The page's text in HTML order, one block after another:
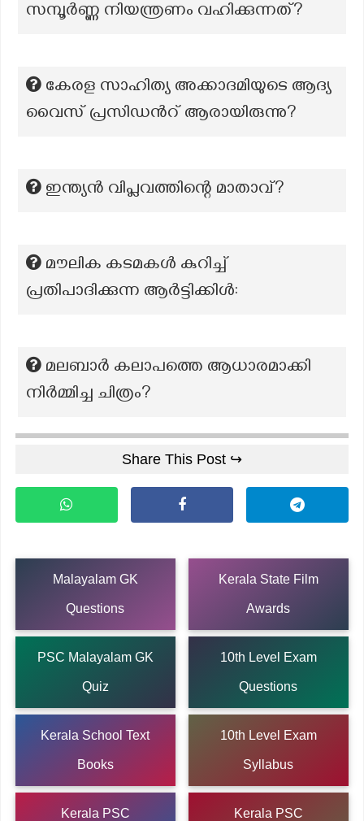
സമ്പൂർണ്ണ നിയന്ത്രണം വഹിക്കുന്നത്?
കേരള സാഹിത്യ അക്കാദമിയുടെ ആദ്യ
വൈസ് പ്രസിഡൻറ് ആരായിരുന്നു?
ഇന്ത്യൻ വിപ്ലവത്തിന്റെ മാതാവ്?
മൗലിക കടമകൾ കുറിച്ച്
പ്രതിപാദിക്കുന്ന ആർട്ടിക്കിൾ:
മലബാർ കലാപത്തെ ആധാരമാക്കി
നിർമ്മിച്ച ചിത്രം?
Share This Post ↪
Malayalam GK
Questions
Kerala State Film
Awards
PSC Malayalam GK
Quiz
10th Level Exam
Questions
Kerala School Text
Books
10th Level Exam
Syllabus
Kerala PSC Kerala PSC